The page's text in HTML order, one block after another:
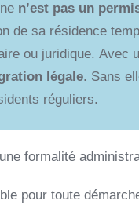
n’est pas un
de sa résidence
ou juridique. Avec
légale. Sans
réguliers.
formalité
pour toute